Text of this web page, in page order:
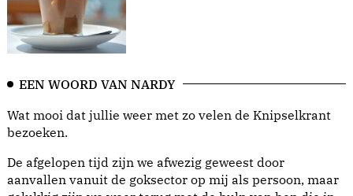
EEN WOORD VAN NARDY
Wat mooi dat jullie weer met zo velen de Knipselkrant
bezoeken.
De afgelopen tijd zijn we afwezig geweest door
aanvallen vanuit de goksector op mij als persoon, maar